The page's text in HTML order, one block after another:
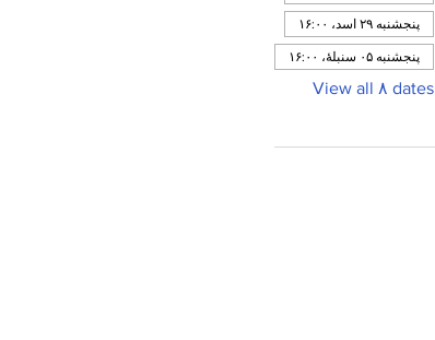
پنجشنبه ۲۹ اسد، ۱۶:۰۰
پنجشنبه ۰۵ سنبلهٔ، ۱۶:۰۰
View all ۸ dates